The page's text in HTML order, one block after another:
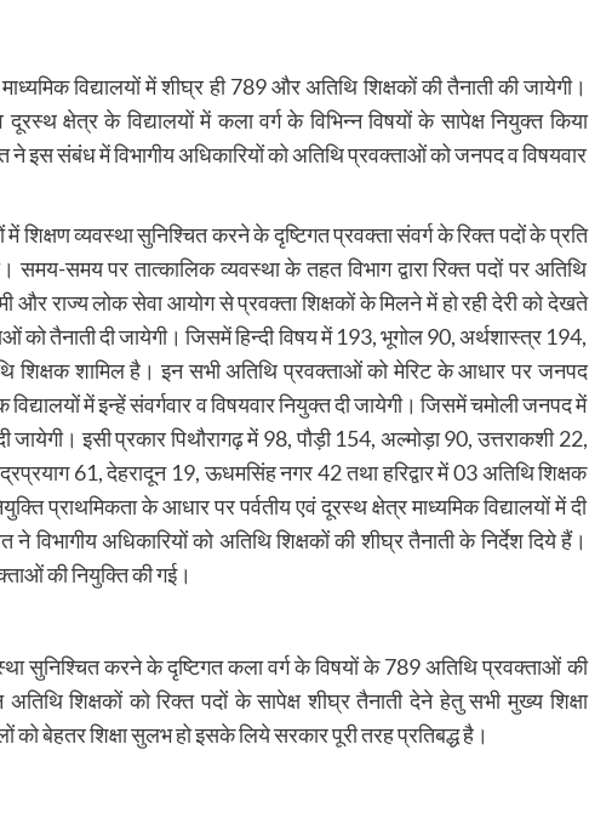
विद्यालयों में शीघ्र ही 789 और अतिथि शिक्षकों की तैनाती की जायेगी।
क्षेत्र के विद्यालयों में कला वर्ग के विभिन्न विषयों के सापेक्ष नियुक्त किया
ने इस संबंध में विभागीय अधिकारियों को अतिथि प्रवक्ताओं को जनपद व विषयवार
शिक्षण व्यवस्था सुनिश्चित करने के दृष्टिगत प्रवक्ता संवर्ग के रिक्त पदों के प्रति
समय-समय पर तात्कालिक व्यवस्था के तहत विभाग द्वारा रिक्त पदों पर अतिथि
और राज्य लोक सेवा आयोग से प्रवक्ता शिक्षकों के मिलने में हो रही देरी को देखते
तैनाती दी जायेगी। जिसमें हिन्दी विषय में 193, भूगोल 90, अर्थशास्त्र 194,
शिक्षक शामिल है। इन सभी अतिथि प्रवक्ताओं को मेरिट के आधार पर जनपद
में इन्हें संवर्गवार व विषयवार नियुक्त दी जायेगी। जिसमें चमोली जनपद में
जायेगी। इसी प्रकार पिथौरागढ़ में 98, पौड़ी 154, अल्मोड़ा 90, उत्तराकशी 22,
61, देहरादून 19, ऊधमसिंह नगर 42 तथा हरिद्वार में 03 अतिथि शिक्षक
प्राथमिकता के आधार पर पर्वतीय एवं दूरस्थ क्षेत्र माध्यमिक विद्यालयों में दी
विभागीय अधिकारियों को अतिथि शिक्षकों की शीघ्र तैनाती के निर्देश दिये हैं।
की नियुक्ति की गई।
सुनिश्चित करने के दृष्टिगत कला वर्ग के विषयों के 789 अतिथि प्रवक्ताओं की
शिक्षकों को रिक्त पदों के सापेक्ष शीघ्र तैनाती देने हेतु सभी मुख्य शिक्षा
को बेहतर शिक्षा सुलभ हो इसके लिये सरकार पूरी तरह प्रतिबद्ध है।